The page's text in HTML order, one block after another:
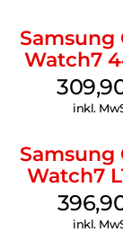
Samsung
Watch7
inkl.
Samsung
Watch7
mm
inkl.